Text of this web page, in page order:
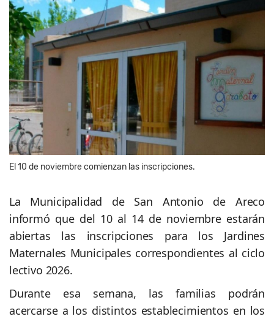
El 10 de noviembre comienzan las inscripciones.
La Municipalidad de San Antonio de Areco
informó que del 10 al 14 de noviembre estarán
abiertas las inscripciones para los Jardines
Maternales Municipales correspondientes al ciclo
lectivo 2026.
Durante esa semana, las familias podrán
acercarse a los distintos establecimientos en los